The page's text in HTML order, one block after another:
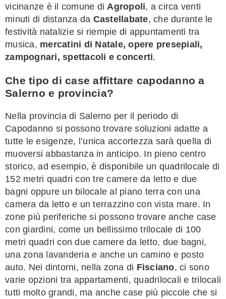
vicinanze è il comune di Agropoli, a circa venti
minuti di distanza da Castellabate, che durante le
festività natalizie si riempie di appuntamenti tra
musica, mercatini di Natale, opere presepiali,
zampognari, spettacoli e concerti.
Che tipo di case affittare capodanno a
Salerno e provincia?
Nella provincia di Salerno per il periodo di
Capodanno si possono trovare soluzioni adatte a
tutte le esigenze, l’unica accortezza sarà quella di
muoversi abbastanza in anticipo. In pieno centro
storico, ad esempio, è disponibile un quadrilocale di
152 metri quadri con tre camere da letto e due
bagni oppure un bilocale al piano terra con una
camera da letto e un terrazzino con vista mare. In
zone più periferiche si possono trovare anche case
con giardini, come un bellissimo trilocale di 100
metri quadri con due camere da letto, due bagni,
una zona lavanderia e anche un camino e posto
auto. Nei dintorni, nella zona di Fisciano, ci sono
varie opzioni tra appartamenti, quadrilocali e trilocali
tutti molto grandi, ma anche case più piccole che si